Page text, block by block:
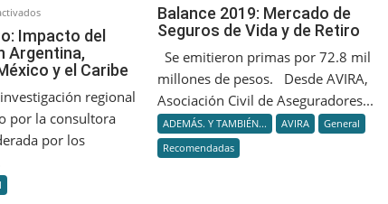
en
Vida
y
Retiro:
Impacto
del
19
Impacto del
Argentina,
y el Caribe
regional
por la consultora
por los
Balance
2019:
Seguros
de
Vida
Balance 2019: Mercado de
Seguros de Vida y de Retiro
Se emitieron primas por 72.8 mil
millones de pesos. Desde AVIRA,
Asociación Civil de Aseguradores...
ADEMÁS. Y TAMBIÉN... AVIRA
General
Recomendadas